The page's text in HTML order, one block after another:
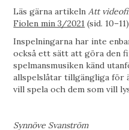
Läs gärna artikelnAtt
Fiolen min 3/2021 (sid.
Inspelningarna har inte
också ett sätt att göra den
spelmansmusiken känd
allspelslåtar tillgängliga för
vill spela och dem som vill
Synnöve Svanström